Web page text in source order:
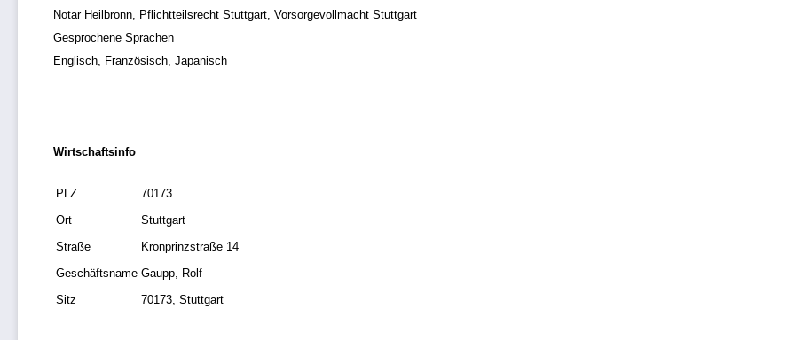
Notar Heilbronn, Pflichtteilsrecht Stuttgart, Vorsorgevollmacht Stuttgart
Gesprochene Sprachen
Englisch, Französisch, Japanisch
Wirtschaftsinfo
PLZ
70173
Ort
Stuttgart
Straße
Kronprinzstraße 14
Geschäftsname Gaupp, Rolf
Sitz
70173, Stuttgart